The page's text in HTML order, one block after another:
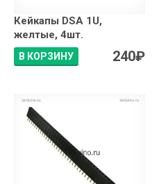
Кейкапы DSA 1U,
желтые, 4шт.
В КОРЗИНУ 240₽